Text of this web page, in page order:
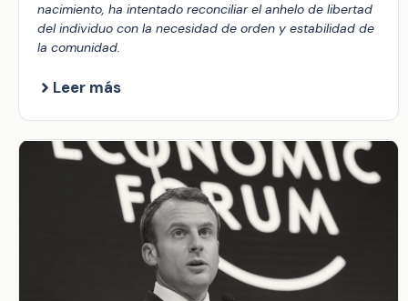
nacimiento, ha intentado reconciliar el anhelo de libertad
del individuo con la necesidad de orden y estabilidad de
la comunidad.
Leer más